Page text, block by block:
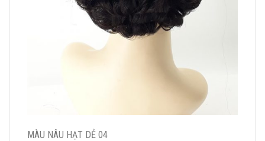
MÀU NÂU HẠT DẺ 04